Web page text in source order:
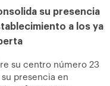
su presencia
a los ya
su centro número 23
presencia en